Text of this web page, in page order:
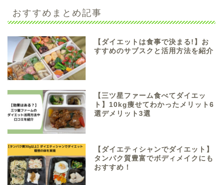
おすすめまとめ記事
【ダイエットは食事で決まる!】お
すすめのサブスクと活用方法を紹介
【三ツ星ファーム食べてダイエッ
ト】10kg痩せてわかったメリット6
選デメリット3選
【ダイエティシャンでダイエット】
タンパク質豊富でボディメイクにも
おすすめ！